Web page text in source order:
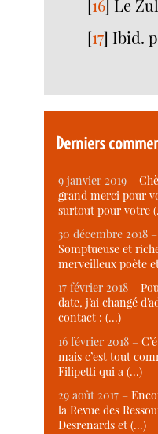
[16] Le
[17] Ibid.
Derniers
9 janvier 2019 –
grand merci pour
surtout pour votre
30 décembre 2018
Somptueuse et
merveilleux poète
17 février 2018 –
date, j’ai changé
contact : (…)
16 février 2018 –
mais c’est tout
Filipetti qui a (…)
29 août 2017 –
la Revue des
Desrenards et (…)